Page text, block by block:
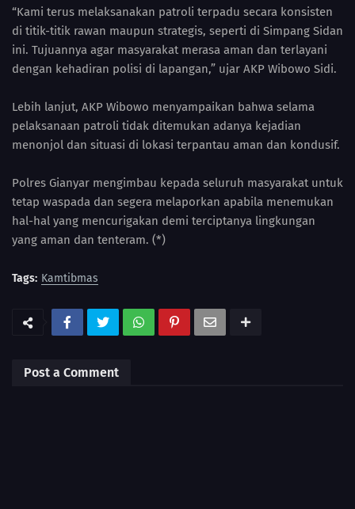
“Kami terus melaksanakan patroli terpadu secara konsisten
di titik-titik rawan maupun strategis, seperti di Simpang Sidan
ini. Tujuannya agar masyarakat merasa aman dan terlayani
dengan kehadiran polisi di lapangan,” ujar AKP Wibowo Sidi.
Lebih lanjut, AKP Wibowo menyampaikan bahwa selama
pelaksanaan patroli tidak ditemukan adanya kejadian
menonjol dan situasi di lokasi terpantau aman dan kondusif.
Polres Gianyar mengimbau kepada seluruh masyarakat untuk
tetap waspada dan segera melaporkan apabila menemukan
hal-hal yang mencurigakan demi terciptanya lingkungan
yang aman dan tenteram. (*)
Tags: Kamtibmas
Post a Comment